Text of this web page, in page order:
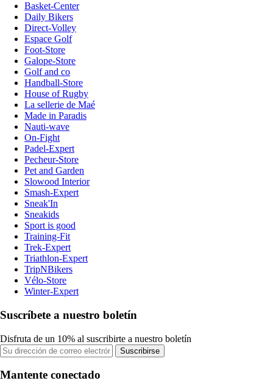
Basket-Center
Daily Bikers
Direct-Volley
Espace Golf
Foot-Store
Galope-Store
Golf and co
Handball-Store
House of Rugby
La sellerie de Maé
Made in Paradis
Nauti-wave
On-Fight
Padel-Expert
Pecheur-Store
Pet and Garden
Slowood Interior
Smash-Expert
Sneak'In
Sneakids
Sport is good
Training-Fit
Trek-Expert
Triathlon-Expert
TripNBikers
Vélo-Store
Winter-Expert
Suscríbete a nuestro boletín
Disfruta de un 10% al suscribirte a nuestro boletín
Suscribirse
Mantente conectado